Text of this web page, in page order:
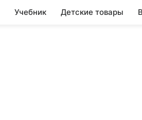
Учебник Детские товары